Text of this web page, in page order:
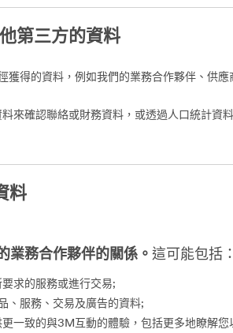
第三方的資料
獲得的資料，例如我們的業務合作夥伴、供
來確認聯絡或財務資料，或透過人口統計資
料
業務合作夥伴的關係。 這可能包括：
求的服務或進行交易;
、服務、交易及廣告的資料;
一致的與3M互動的體驗，包括更多地瞭解